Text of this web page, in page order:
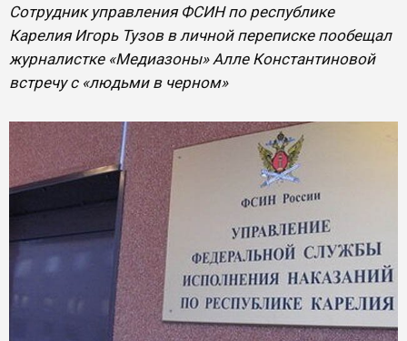
Сотрудник управления ФСИН по республике
Карелия Игорь Тузов в личной переписке пообещал
журналистке «Медиазоны» Алле Константиновой
встречу с «людьми в черном»